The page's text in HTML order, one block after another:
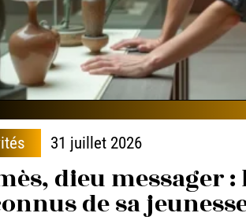
31 juillet 2026
dieu messager :
de sa